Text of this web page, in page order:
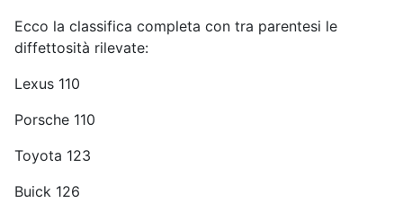
Ecco la classifica completa con tra parentesi le
diffettosità rilevate:
Lexus 110
Porsche 110
Toyota 123
Buick 126